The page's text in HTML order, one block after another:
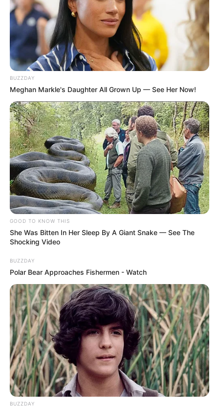
BUZZDAY
Meghan Markle's Daughter All Grown Up — See Her Now!
GOOD TO KNOW THIS
She Was Bitten In Her Sleep By A Giant Snake — See The
Shocking Video
BUZZDAY
Polar Bear Approaches Fishermen - Watch
BUZZDAY